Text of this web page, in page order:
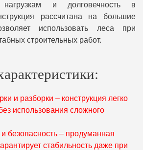
нагрузкам и долговечность в
рассчитана на большие
использовать леса при
строительных работ.
и разборки – конструкция легко
использования сложного
и безопасность – продуманная
стабильность даже при